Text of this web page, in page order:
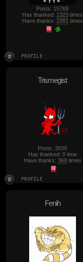
Posts: 15769
Has thanked: 1323times
Have thanks: 1981 times
Trismegist
Posts: 3939
Has thanked: 0 time
Have thanks: 368times
Fenih